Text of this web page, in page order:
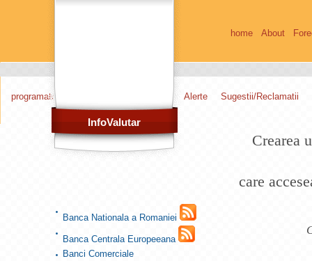
InfoValutar
home About
programatori Alerte Sugestii/Reclamatii
Crearea
care
Banca Nationala a Romaniei
Banca Centrala Europeeana
Banci Comerciale